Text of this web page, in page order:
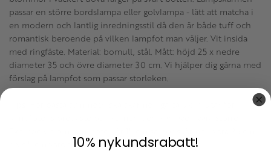
passar en större bordslampa eller golvlampa - lätt att matcha i
en modern och lantlig inredningsstil då den är både tuff och
romantisk beroende på vilken lampfot man väljer. Vit insida
med ringfäste. Material: bomull, stål. Mått: höjd 25 x nedre
diameter 35 och övre diameter 30 cm. Vi hjälper dig gärna med
förslag på lampfot som passar storleken.
d.v.s 5 cm vardera sida runt om.10% nykundsrabatt!